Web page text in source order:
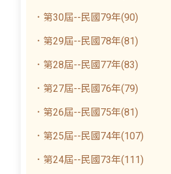
．第30屆--民國79年(90)
．第29屆--民國78年(81)
．第28屆--民國77年(83)
．第27屆--民國76年(79)
．第26屆--民國75年(81)
．第25屆--民國74年(107)
．第24屆--民國73年(111)